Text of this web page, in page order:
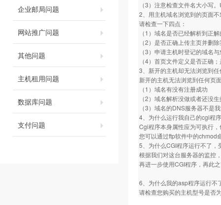
企业邮局问题
网站推广问题
其他问题
主机租用问题
数据库问题
支付问题
（3）注意检查文件名大小写
2、用主机域名浏览到的页面
请检查一下四点：
（1）域名是否已经解析到正
（2）是否正确上传主页并删
（3）申请主机时登记的域名
（4）首页文件定义是否正确
3、新开的主机却无法浏览到
新开的主机无法浏览到任何页
（1）域名有没有注册成功
（2）域名解析没做或者还没
（3）域名的DNS服务器不是
4、为什么运行我自己的cgi程
Cgi程序本身属性应为可执行
您可以通过ftp软件中的chmod
5、为什么CGI程序运行不了，
根据我们对这台服务器的监控
再进一步使用CGI程序，再此
6、为什么我的asp程序运行不
请检查您购买的主机型号是否